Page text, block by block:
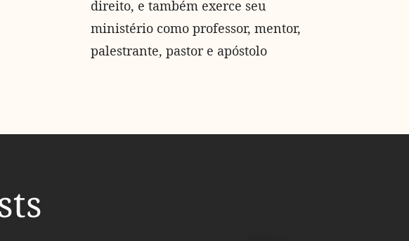
direito, e também exerce seu
ministério como professor, mentor,
palestrante, pastor e apóstolo